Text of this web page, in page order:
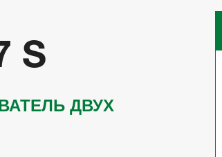
S
ДВУХ